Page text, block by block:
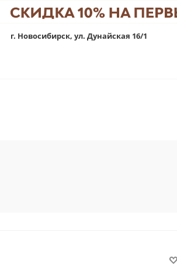
г. Новосибирск, ул. Дунайская 16/1